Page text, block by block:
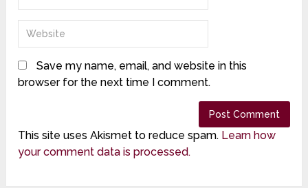
Save my name, email, and website in this
browser for the next time I comment.
This site uses Akismet to reduce spam. Learn how
your comment data is processed.